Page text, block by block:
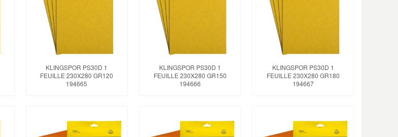
KLINGSPOR PS30D 1
FEUILLE 230X280 GR120
194665
KLINGSPOR PS30D 1
FEUILLE 230X280 GR150
194666
KLINGSPOR PS30D 1
FEUILLE 230X280 GR180
194667